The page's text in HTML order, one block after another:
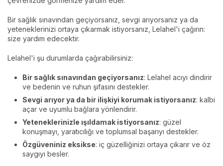
Bir sağlık sınavından geçiyorsanız, sevgi arıyorsanız ya da
yeteneklerinizi ortaya çıkarmak istiyorsanız, Lelahel'i çağırın:
size yardım edecektir.
Lelahel'i şu durumlarda çağırabilirsiniz:
Bir sağlık sınavından geçiyorsanız: Lelahel acıyı dindirir
ve bedenin ve ruhun şifasını destekler.
Sevgi arıyor ya da bir ilişkiyi korumak istiyorsanız: kalbi
açar ve uyumlu bağlara yönlendirir.
Yeteneklerinizle ışıldamak istiyorsanız: güzel
konuşmayı, yaratıcılığı ve toplumsal başarıyı destekler.
Özgüveniniz eksikse: iç güzelliğinizi ortaya çıkarır ve öz
saygıyı besler.